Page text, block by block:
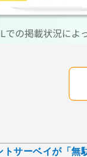
トサーベイが「無